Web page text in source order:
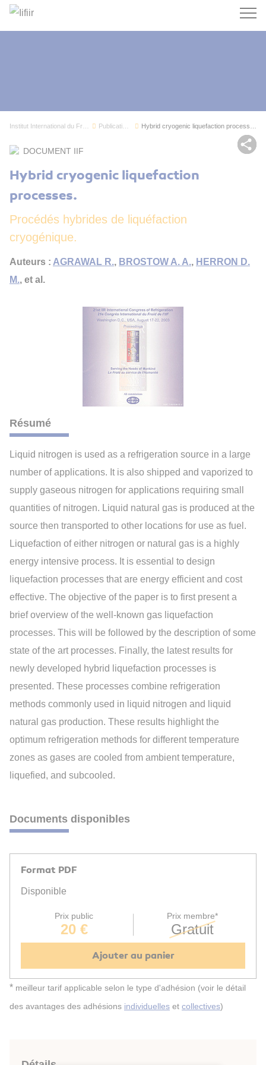
Publications
DOCUMENT IIF
Procédés hybrides de liquéfaction
cryogénique.
Hybrid cryogenic liquefaction
processes.
Auteurs : AGRAWAL R., BROSTOW A. A., HERRON D.
M., et al.
Résumé
Liquid nitrogen is used as a refrigeration source in a large
number of applications. It is also shipped and vaporized to
supply gaseous nitrogen for applications requiring small
quantities of nitrogen. Liquid natural gas is produced at the
source then transported to other locations for use as fuel.
Liquefaction of either nitrogen or natural gas is a highly
energy intensive process. It is essential to design
liquefaction processes that are energy efficient and cost
effective. The objective of the paper is to first present a
brief overview of the well-known gas liquefaction
processes. This will be followed by the description of some
state of the art processes. Finally, the latest results for
newly developed hybrid liquefaction processes is
presented. These processes combine refrigeration
methods commonly used in liquid nitrogen and liquid
natural gas production. These results highlight the
optimum refrigeration methods for different temperature
zones as gases are cooled from ambient temperature,
liquefied, and subcooled.
Documents disponibles
Format PDF
Disponible
Prix public
20 €
Prix membre*
Gratuit
Ajouter au panier
* meilleur tarif applicable selon le type d'adhésion (voir le détail
des avantages des adhésions individuelles et collectives)